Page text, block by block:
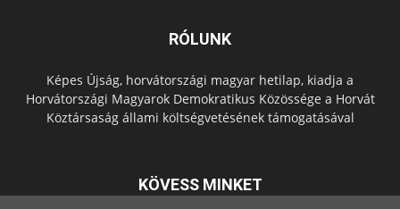
RÓLUNK
Képes Újság, horvátországi magyar hetilap, kiadja a
Horvátországi Magyarok Demokratikus Közössége a Horvát
Köztársaság állami költségvetésének támogatásával
KÖVESS MINKET